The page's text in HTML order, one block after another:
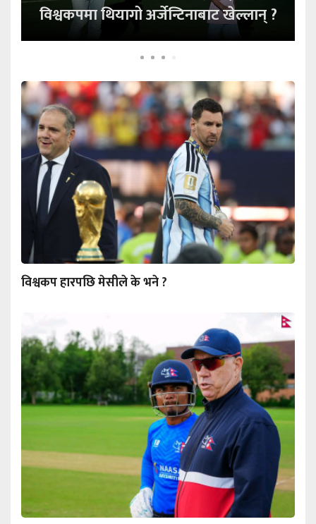
विश्वकपमा थियागो अर्जेन्टिनाबाट खेल्लान् ?
आखिर के हुँदैछ?
विश्वकप हारपछि मेसीले के भने ?